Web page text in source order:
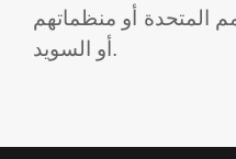
المتحدة أو منظماتهم
أو السويد.